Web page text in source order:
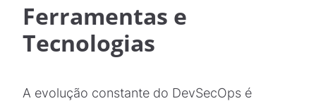
Ferramentas e
Tecnologias
A evolução constante do DevSecOps é